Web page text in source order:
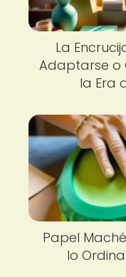
La
Adaptarse o
la Era
Papel
lo